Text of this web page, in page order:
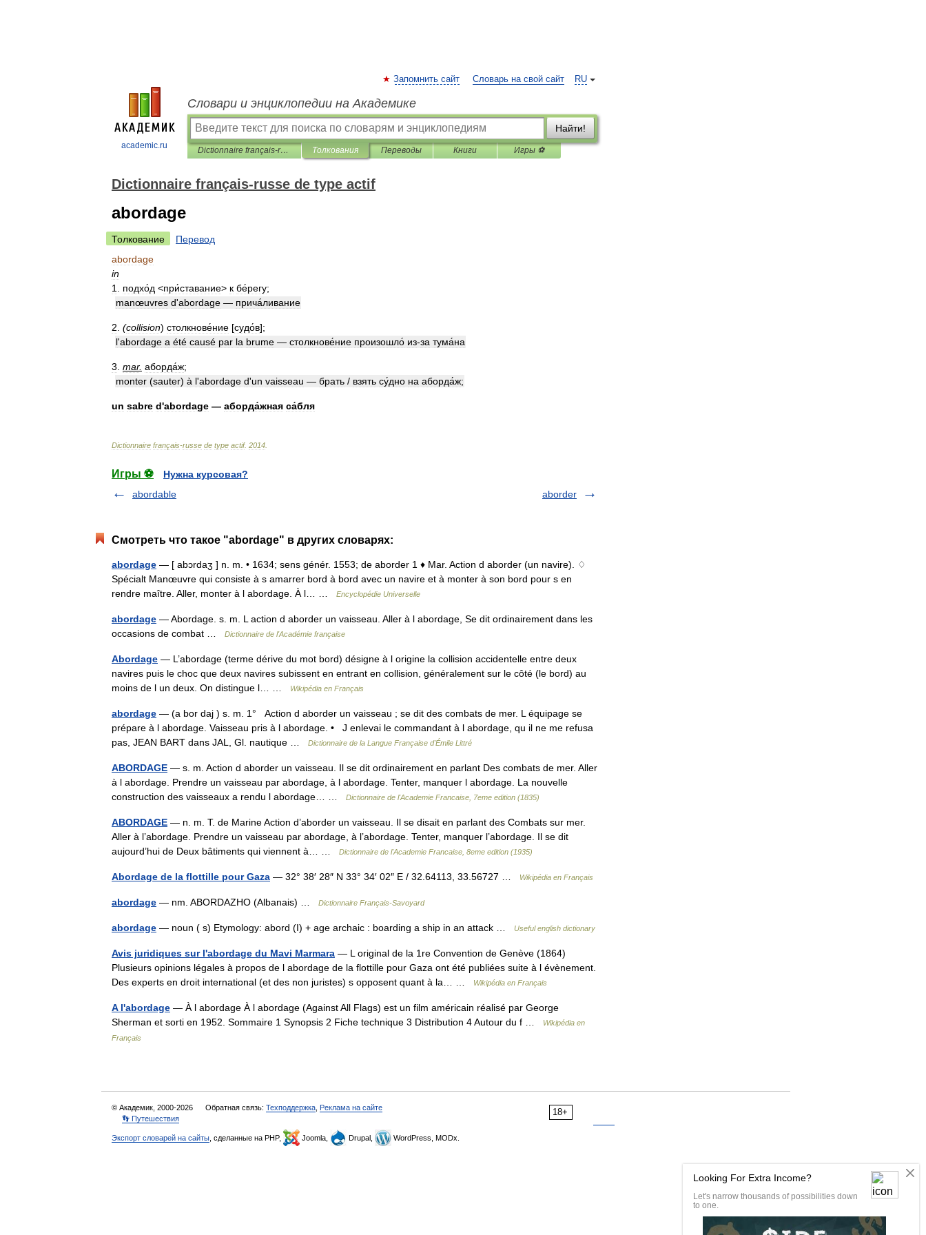
academic.ru
RU
Запомнить сайт Словарь на свой сайт
Словари и энциклопедии на Академике
Найти!
Dictionnaire français-russe de type actif Толкования Переводы Книги Игры ⚽
Dictionnaire français-russe de type actif
abordage
Толкование
Перевод
abordage
in
1
подхо́д <при́ставание> к бе́регу;
manœuvres d'abordage — прича́ливание
2 (collision) столкнове́ние [судо́в];
l'abordage a été causé par la brume — столкнове́ние произошло́ из-за тума́на
3 mar. аборда́ж;
monter (sauter) à l'abordage d'un vaisseau — брать / взять су́дно на аборда́ж;
un sabre d'abordage — аборда́жная са́бля
Dictionnaire français-russe de type actif. 2014
Игры ⚽
Нужна курсовая?
abordable
aborder
Смотреть что такое "abordage" в других словарях:
abordage — [ abɔrdaʒ ] n. m. • 1634; sens génér. 1553; de aborder 1 ♦ Mar. Action d aborder (un navire). ♢
Spécialt Manœuvre qui consiste à s amarrer bord à bord avec un navire et à monter à son bord pour s en
rendre maître. Aller, monter à l abordage. À l… …
Encyclopédie Universelle
abordage — Abordage. s. m. L action d aborder un vaisseau. Aller à l abordage, Se dit ordinairement dans les
occasions de combat …
Dictionnaire de l'Académie française
Abordage — L’abordage (terme dérive du mot bord) désigne à l origine la collision accidentelle entre deux
navires puis le choc que deux navires subissent en entrant en collision, généralement sur le côté (le bord) au
moins de l un deux. On distingue l… …
Wikipédia en Français
abordage — (a bor daj ) s. m. 1° Action d aborder un vaisseau ; se dit des combats de mer. L équipage se
prépare à l abordage. Vaisseau pris à l abordage. • J enlevai le commandant à l abordage, qu il ne me refusa
pas, JEAN BART dans JAL, Gl. nautique …
Dictionnaire de la Langue Française d'Émile Littré
ABORDAGE — s. m. Action d aborder un vaisseau. Il se dit ordinairement en parlant Des combats de mer. Aller
à l abordage. Prendre un vaisseau par abordage, à l abordage. Tenter, manquer l abordage. La nouvelle
construction des vaisseaux a rendu l abordage… …
Dictionnaire de l'Academie Francaise, 7eme edition (1835)
ABORDAGE — n. m. T. de Marine Action d’aborder un vaisseau. Il se disait en parlant des Combats sur mer.
Aller à l’abordage. Prendre un vaisseau par abordage, à l’abordage. Tenter, manquer l’abordage. Il se dit
aujourd’hui de Deux bâtiments qui viennent à… …
Dictionnaire de l'Academie Francaise, 8eme edition (1935)
Abordage de la flottille pour Gaza — 32° 38′ 28″ N 33° 34′ 02″ E / 32.64113, 33.56727 … Wikipédia en Français
abordage — nm. ABORDAZHO (Albanais) … Dictionnaire Français-Savoyard
abordage — noun ( s) Etymology: abord (I) + age archaic : boarding a ship in an attack … Useful english dictionary
Avis juridiques sur l'abordage du Mavi Marmara — L original de la 1re Convention de Genève (1864)
Plusieurs opinions légales à propos de l abordage de la flottille pour Gaza ont été publiées suite à l évènement.
Des experts en droit international (et des non juristes) s opposent quant à la… …
Wikipédia en Français
A l'abordage — À l abordage À l abordage (Against All Flags) est un film américain réalisé par George
Sherman et sorti en 1952. Sommaire 1 Synopsis 2 Fiche technique 3 Distribution 4 Autour du f …
Wikipédia en
Français
18+
© Академик, 2000-2026 Обратная связь: Техподдержка Реклама на сайте
👣 Путешествия
Экспорт словарей на сайты , сделанные на PHP, Joomla, Drupal, WordPress, MODx.